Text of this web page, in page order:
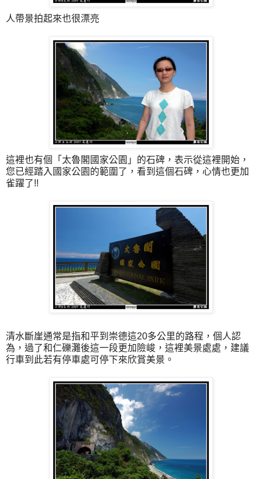
人帶景拍起來也很漂亮
這裡也有個「太魯閣國家公園」的石碑，表示從這裡開始，
您已經踏入國家公園的範圍了，看到這個石碑，心情也更加
雀躍了!!
清水斷崖通常是指和平到崇德這20多公里的路程，個人認
為，過了和仁礫灘後這一段更加險峻，這裡美景處處，建議
行車到此若有停車處可停下來欣賞美景。